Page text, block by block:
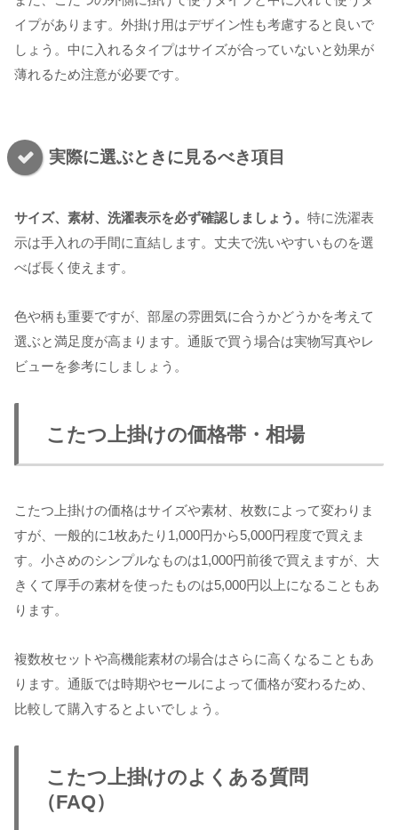
イプがあります。外掛け用はデザイン性も考慮すると良いで
しょう。中に入れるタイプはサイズが合っていないと効果が
薄れるため注意が必要です。
実際に選ぶときに見るべき項目
サイズ、素材、洗濯表示を必ず確認しましょう。 特に洗濯表
示は手入れの手間に直結します。丈夫で洗いやすいものを選
べば長く使えます。
色や柄も重要ですが、部屋の雰囲気に合うかどうかを考えて
選ぶと満足度が高まります。通販で買う場合は実物写真やレ
ビューを参考にしましょう。
こたつ上掛けの価格帯・相場
こたつ上掛けの価格はサイズや素材、枚数によって変わりま
すが、一般的に1枚あたり1,000円から5,000円程度で買えま
す。小さめのシンプルなものは1,000円前後で買えますが、大
きくて厚手の素材を使ったものは5,000円以上になることもあ
ります。
複数枚セットや高機能素材の場合はさらに高くなることもあ
ります。通販では時期やセールによって価格が変わるため、
比較して購入するとよいでしょう。
こたつ上掛けのよくある質問
（FAQ）